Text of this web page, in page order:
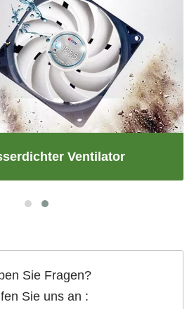
Ventilator
Sie Fragen?
Sie uns an :